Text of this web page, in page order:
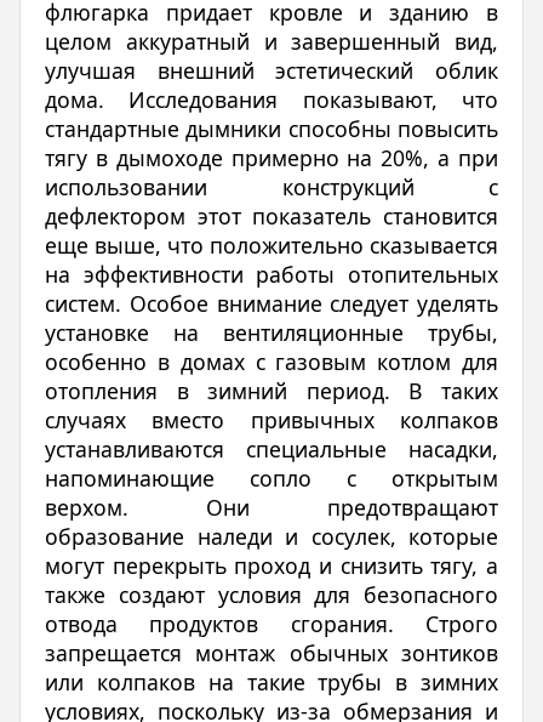
флюгарка придает кровле и зданию в
целом аккуратный и завершенный вид,
улучшая внешний эстетический облик
дома. Исследования показывают, что
стандартные дымники способны повысить
тягу в дымоходе примерно на 20%, а при
использовании конструкций с
дефлектором этот показатель становится
еще выше, что положительно сказывается
на эффективности работы отопительных
систем. Особое внимание следует уделять
установке на вентиляционные трубы,
особенно в домах с газовым котлом для
отопления в зимний период. В таких
случаях вместо привычных колпаков
устанавливаются специальные насадки,
напоминающие сопло с открытым
верхом. Они предотвращают
образование наледи и сосулек, которые
могут перекрыть проход и снизить тягу, а
также создают условия для безопасного
отвода продуктов сгорания. Строго
запрещается монтаж обычных зонтиков
или колпаков на такие трубы в зимних
условиях, поскольку из-за обмерзания и